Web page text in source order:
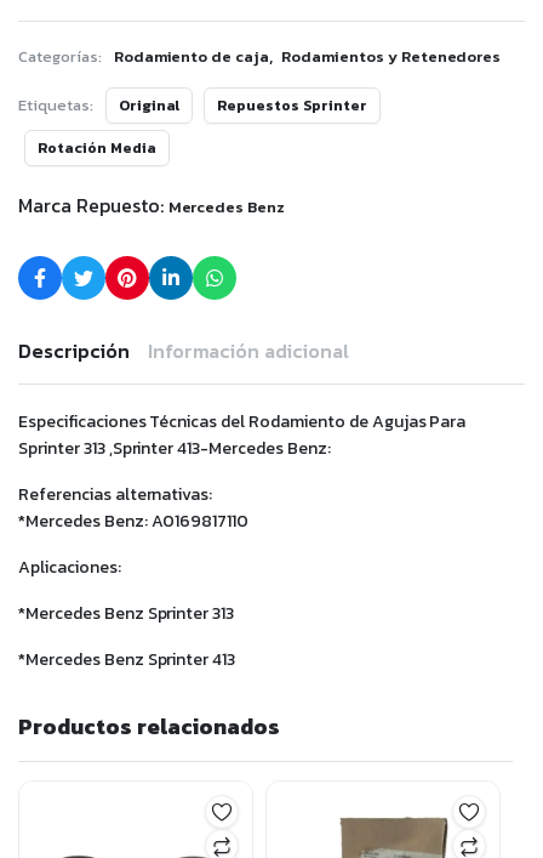
Categorías: Rodamiento de caja, Rodamientos y Retenedores
Etiquetas: Original
Repuestos Sprinter
Rotación Media
Marca Repuesto: Mercedes Benz
Descripción Información adicional
Especificaciones Técnicas del Rodamiento de Agujas Para
Sprinter 313 ,Sprinter 413-Mercedes Benz:
Referencias alternativas:
*Mercedes Benz: A0169817110
Aplicaciones:
*Mercedes Benz Sprinter 313
*Mercedes Benz Sprinter 413
Productos relacionados